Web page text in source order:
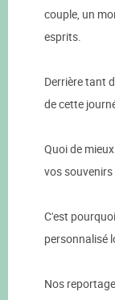
couple, un
esprits.
Derrière tant
de cette
Quoi de
vos
C'est
personnalisé
Nos